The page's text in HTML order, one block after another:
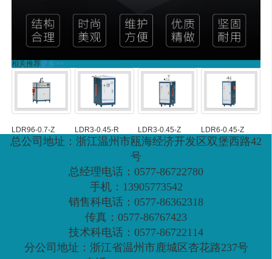
相关推荐更多>>
LDR96-0.7-Z LDR3-0.45-R LDR3-0.45-Z LDR6-0.45-Z
总公司地址：浙江温州市瓯海经济开发区双堡西路42
号
总经理电话：0577-86722780
手机：13905773542
销售科电话：0577-86362318
传真：0577-86767423
技术科电话：0577-86722114
分公司地址：浙江省温州市鹿城区杏花路237号